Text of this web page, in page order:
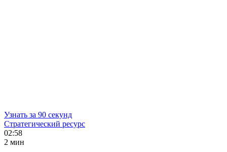
Узнать за 90 секунд
Стратегический ресурс
02:58
2 мин